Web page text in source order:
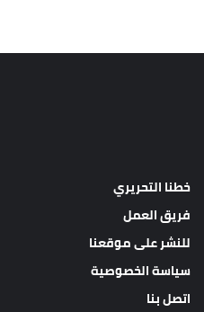
خطنا التحريري
فريق العمل
للنشر على موقعنا
سياسة الخصوصية
اتصل بنا